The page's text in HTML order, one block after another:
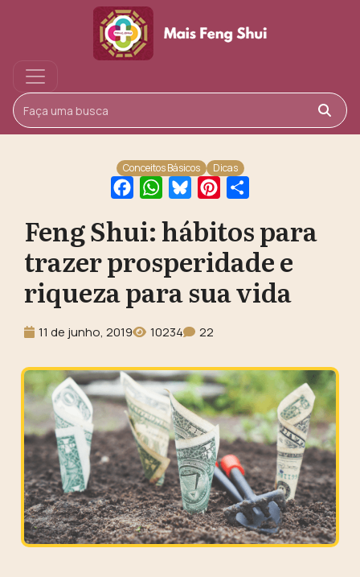
Buscar
Conceitos Básicos Dicas
FacebookWhatsAppBlueskyPinterest
Feng Shui: hábitos para
trazer prosperidade e
riqueza para sua vida
11 de junho, 2019 10234 22